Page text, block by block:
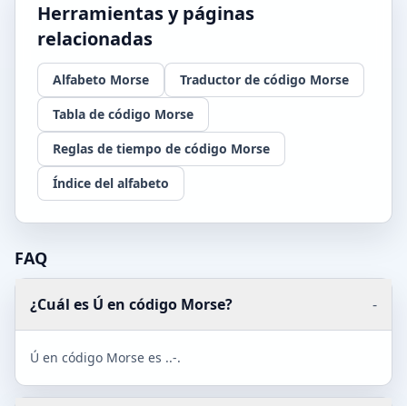
Herramientas y páginas
relacionadas
Alfabeto Morse
Traductor de código Morse
Tabla de código Morse
Reglas de tiempo de código Morse
Índice del alfabeto
FAQ
¿Cuál es Ú en código Morse? -
Ú en código Morse es ..-.